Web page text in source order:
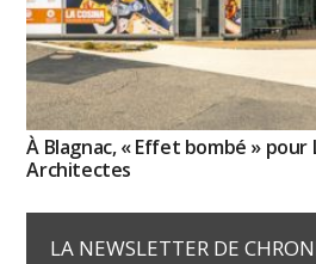
À Blagnac, « Effet bombé » pour
Architectes
LA NEWSLETTER DE